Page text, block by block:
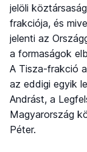
jelöli
frakciója, és
jelenti az
a formaságok
A Tisza-frakció
az eddigi egyik
Andrást, a
Magyarország
Péter.